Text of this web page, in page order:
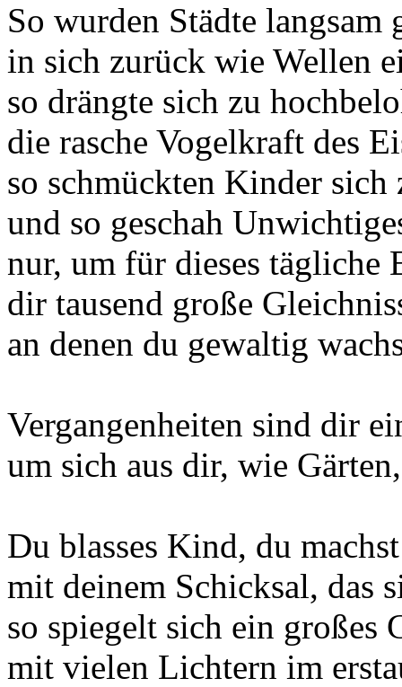
So wurden Städte
in sich zurück wie Wellen
so drängte sich zu
die rasche Vogelkraft des
so schmückten Kinder sich
und so geschah
nur, um für dieses tägliche
dir tausend große
an denen du gewaltig
Vergangenheiten sind dir
um sich aus dir, wie
Du blasses Kind, du
mit deinem Schicksal, das
so spiegelt sich ein großes
mit vielen Lichtern im